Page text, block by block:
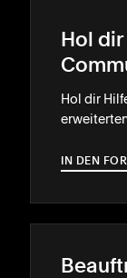
Hol
Hol dir
IN DEN